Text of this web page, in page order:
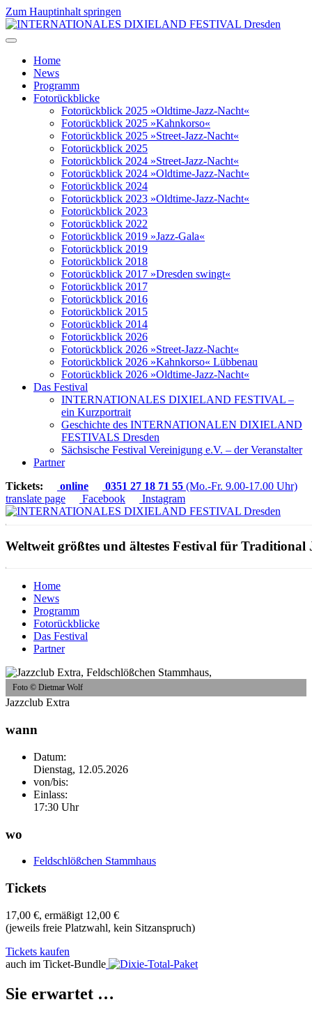
Zum Hauptinhalt springen
Home
News
Programm
Fotorückblicke
Fotorückblick 2025 »Oldtime-Jazz-Nacht«
Fotorückblick 2025 »Kahnkorso«
Fotorückblick 2025 »Street-Jazz-Nacht«
Fotorückblick 2025
Fotorückblick 2024 »Street-Jazz-Nacht«
Fotorückblick 2024 »Oldtime-Jazz-Nacht«
Fotorückblick 2024
Fotorückblick 2023 »Oldtime-Jazz-Nacht«
Fotorückblick 2023
Fotorückblick 2022
Fotorückblick 2019 »Jazz-Gala«
Fotorückblick 2019
Fotorückblick 2018
Fotorückblick 2017 »Dresden swingt«
Fotorückblick 2017
Fotorückblick 2016
Fotorückblick 2015
Fotorückblick 2014
Fotorückblick 2026
Fotorückblick 2026 »Street-Jazz-Nacht«
Fotorückblick 2026 »Kahnkorso« Lübbenau
Fotorückblick 2026 »Oldtime-Jazz-Nacht«
Das Festival
INTERNATIONALES DIXIELAND FESTIVAL –
ein Kurzportrait
Geschichte des INTERNATIONALEN DIXIELAND
FESTIVALS Dresden
Sächsische Festival Vereinigung e.V. – der Veranstalter
Partner
Tickets:
online 0351 27 18 71 55 (Mo.-Fr. 9.00-17.00 Uhr)
translate page
Facebook Instagram
Weltweit größtes und ältestes Festival für Traditional
Home
News
Programm
Fotorückblicke
Das Festival
Partner
Foto © Dietmar Wolf
Jazzclub Extra
wann
Datum:
Dienstag, 12.05.2026
von/bis:
Einlass:
17:30 Uhr
wo
Feldschlößchen Stammhaus
Tickets
17,00 €, ermäßigt 12,00 €
(jeweils freie Platzwahl, kein Sitzanspruch)
Tickets kaufen
auch im Ticket-Bundle
Sie erwartet …